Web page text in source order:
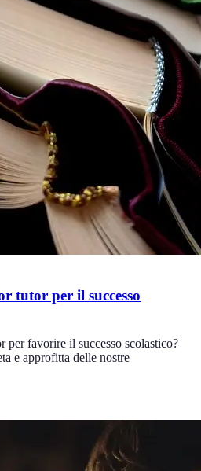
tutor per il successo
per favorire il successo scolastico?
e approfitta delle nostre